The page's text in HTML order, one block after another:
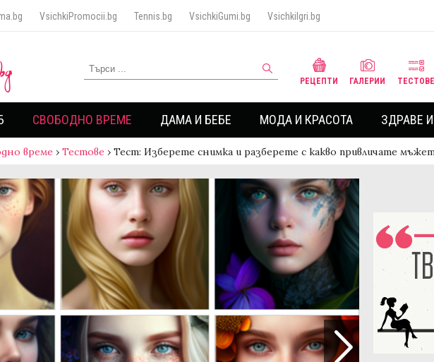
VsichkiPromocii.bg Tennis.bg VsichkiGumi.bg VsichkiIgri.bg
РЕЦЕПТИ ГАЛЕРИИ ТЕСТОВЕ
СВОБОДНО ВРЕМЕ ДАМА И БЕБЕ МОДА И КРАСОТА ЗДРАВЕ
време › Тестове › Тест: Изберете снимка и разберете с какво привличате